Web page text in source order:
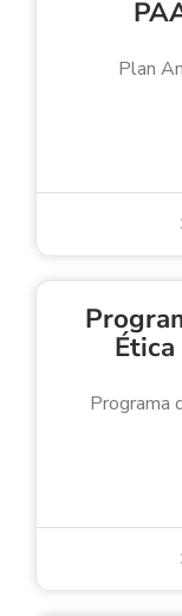
Plan
Programa